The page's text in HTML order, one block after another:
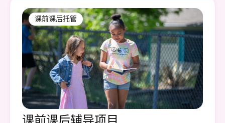
课前课后托管